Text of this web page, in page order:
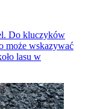
Do kluczyków
może wskazywać
lasu w